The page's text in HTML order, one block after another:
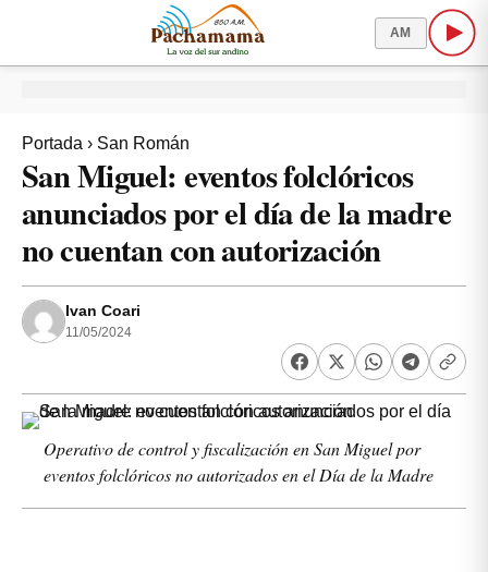
AM
Portada › San Román
San Miguel: eventos folclóricos
anunciados por el día de la madre
no cuentan con autorización
Ivan Coari
11/05/2024
Operativo de control y fiscalización en San Miguel por
eventos folclóricos no autorizados en el Día de la Madre